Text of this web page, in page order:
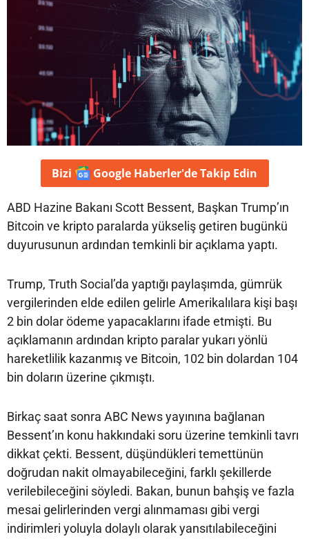
Bizi Google Haberler'deTakip Edin
ABD Hazine Bakanı Scott Bessent, Başkan Trump’ın
Bitcoin ve kripto paralarda yükseliş getiren bugünkü
duyurusunun ardından temkinli bir açıklama yaptı.
Trump, Truth Social’da yaptığı paylaşımda, gümrük
vergilerinden elde edilen gelirle Amerikalılara kişi başı
2 bin dolar ödeme yapacaklarını ifade etmişti. Bu
açıklamanın ardından kripto paralar yukarı yönlü
hareketlilik kazanmış ve Bitcoin, 102 bin dolardan 104
bin doların üzerine çıkmıştı.
Birkaç saat sonra ABC News yayınına bağlanan
Bessent’ın konu hakkındaki soru üzerine temkinli tavrı
dikkat çekti. Bessent, düşündükleri temettünün
doğrudan nakit olmayabileceğini, farklı şekillerde
verilebileceğini söyledi. Bakan, bunun bahşiş ve fazla
mesai gelirlerinden vergi alınmaması gibi vergi
indirimleri yoluyla dolaylı olarak yansıtılabileceğini